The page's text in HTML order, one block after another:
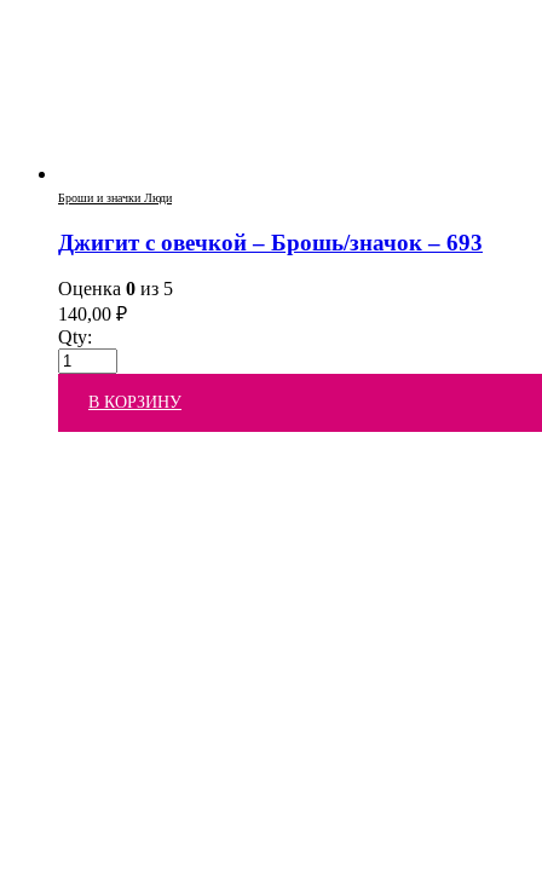
Броши и значки Люди
Джигит с овечкой – Брошь/значок – 693
Оценка 0 из 5
140,00 ₽
Qty:
В КОРЗИНУ